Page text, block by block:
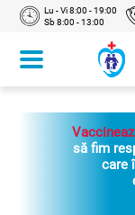
Lu - Vi 8:00 - 19:00
Sb 8:00 - 13:00
să fim
care